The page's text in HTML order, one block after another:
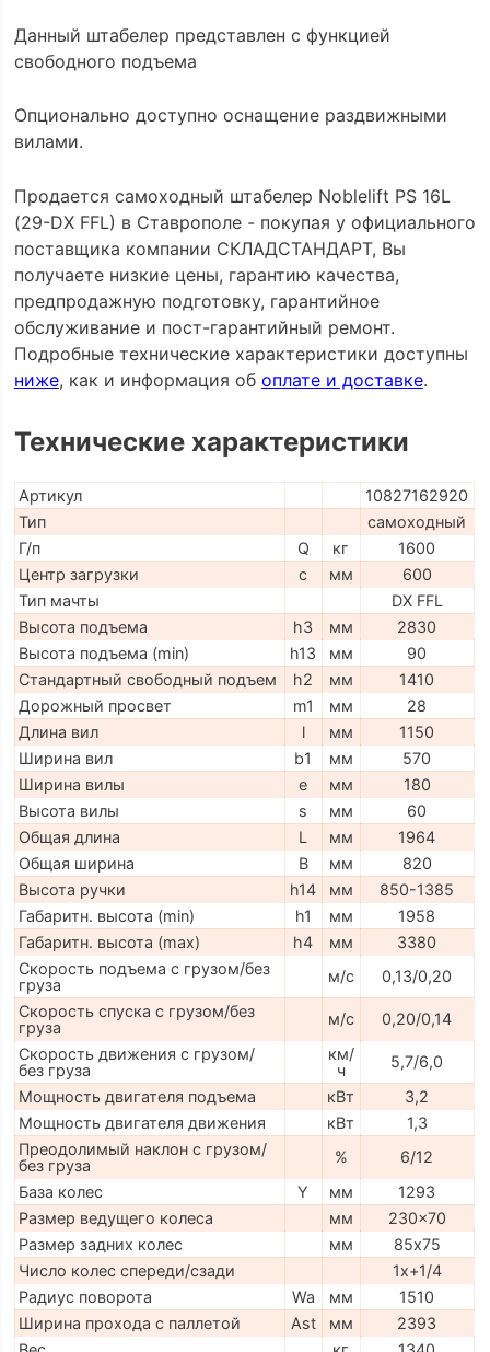
Данный штабелер представлен с функцией
свободного подъема
Опционально доступно оснащение раздвижными
вилами.
Продается самоходный штабелер Noblelift PS 16L
(29-DX FFL) в Ставрополе - покупая у официального
поставщика компании СКЛАДСТАНДАРТ, Вы
получаете низкие цены, гарантию качества,
предпродажную подготовку, гарантийное
обслуживание и пост-гарантийный ремонт.
Подробные технические характеристики доступны
ниже, как и информация об оплате и доставке.
Технические характеристики
Артикул
10827162920
Тип
самоходный
Г/п
Q кг
1600
Центр загрузки
c мм
600
Тип мачты
DX FFL
Высота подъема
h3 мм
2830
Высота подъема (min)
h13 мм
90
Стандартный свободный подъем
h2 мм
1410
Дорожный просвет
m1 мм
28
Длина вил
l мм
1150
Ширина вил
b1 мм
570
Ширина вилы
e мм
180
Высота вилы
s мм
60
Общая длина
L мм
1964
Общая ширина
B мм
820
Высота ручки
h14 мм
850-1385
Габаритн. высота (min)
h1 мм
1958
Габаритн. высота (max)
h4 мм
3380
Скорость подъема с грузом/без
груза
м/с
0,13/0,20
Скорость спуска с грузом/без
груза
м/с
0,20/0,14
Скорость движения с грузом/
без груза
км/
ч
5,7/6,0
Мощность двигателя подъема
кВт
3,2
Мощность двигателя движения
кВт
1,3
Преодолимый наклон с грузом/
без груза
%
6/12
База колес
Y мм
1293
Размер ведущего колеса
мм
230x70
Размер задних колес
мм
85х75
Число колес спереди/сзади
1x+1/4
Радиус поворота
Wa мм
1510
Ширина прохода с паллетой
Ast мм
2393